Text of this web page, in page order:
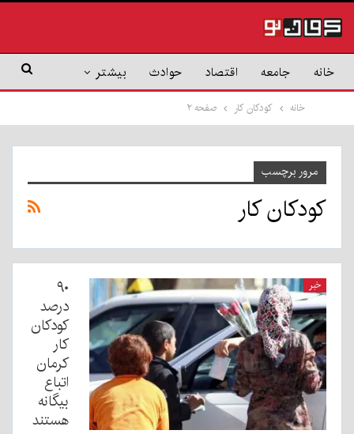
خانه جامعه اقتصاد حوادث بیشتر
خانه کودکان کار صفحه ۲
مرور برچسب
کودکان کار
خبر
۹۰
درصد
کودکان
کار
کرمان
اتباع
بیگانه
هستند